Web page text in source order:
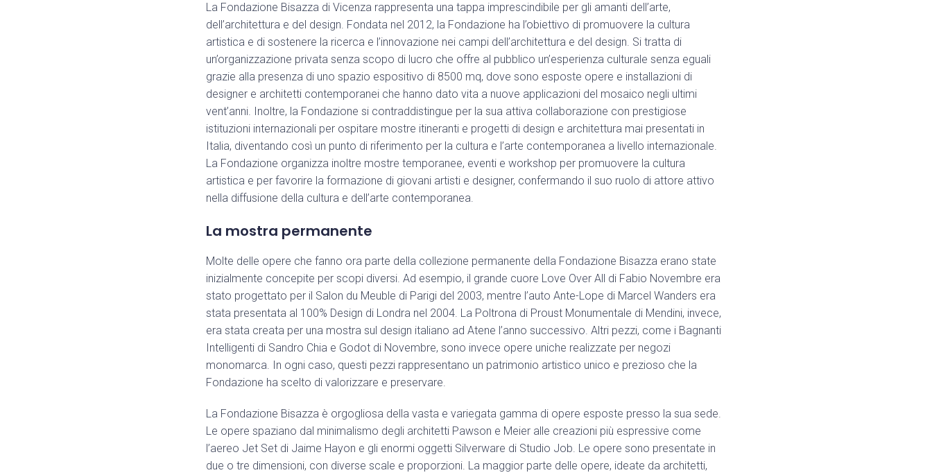
La Fondazione Bisazza di Vicenza rappresenta una tappa imprescindibile per gli amanti dell’arte,
dell’architettura e del design. Fondata nel 2012, la Fondazione ha l’obiettivo di promuovere la cultura
artistica e di sostenere la ricerca e l’innovazione nei campi dell’architettura e del design. Si tratta di
un’organizzazione privata senza scopo di lucro che offre al pubblico un’esperienza culturale senza eguali
grazie alla presenza di uno spazio espositivo di 8500 mq, dove sono esposte opere e installazioni di
designer e architetti contemporanei che hanno dato vita a nuove applicazioni del mosaico negli ultimi
vent’anni. Inoltre, la Fondazione si contraddistingue per la sua attiva collaborazione con prestigiose
istituzioni internazionali per ospitare mostre itineranti e progetti di design e architettura mai presentati in
Italia, diventando così un punto di riferimento per la cultura e l’arte contemporanea a livello internazionale.
La Fondazione organizza inoltre mostre temporanee, eventi e workshop per promuovere la cultura
artistica e per favorire la formazione di giovani artisti e designer, confermando il suo ruolo di attore attivo
nella diffusione della cultura e dell’arte contemporanea.
La mostra permanente
Molte delle opere che fanno ora parte della collezione permanente della Fondazione Bisazza erano state
inizialmente concepite per scopi diversi. Ad esempio, il grande cuore Love Over All di Fabio Novembre era
stato progettato per il Salon du Meuble di Parigi del 2003, mentre l’auto Ante-Lope di Marcel Wanders era
stata presentata al 100% Design di Londra nel 2004. La Poltrona di Proust Monumentale di Mendini, invece,
era stata creata per una mostra sul design italiano ad Atene l’anno successivo. Altri pezzi, come i Bagnanti
Intelligenti di Sandro Chia e Godot di Novembre, sono invece opere uniche realizzate per negozi
monomarca. In ogni caso, questi pezzi rappresentano un patrimonio artistico unico e prezioso che la
Fondazione ha scelto di valorizzare e preservare.
La Fondazione Bisazza è orgogliosa della vasta e variegata gamma di opere esposte presso la sua sede.
Le opere spaziano dal minimalismo degli architetti Pawson e Meier alle creazioni più espressive come
l’aereo Jet Set di Jaime Hayon e gli enormi oggetti Silverware di Studio Job. Le opere sono presentate in
due o tre dimensioni, con diverse scale e proporzioni. La maggior parte delle opere, ideate da architetti,
< Esci dal Form
Resta aggiornato con noi